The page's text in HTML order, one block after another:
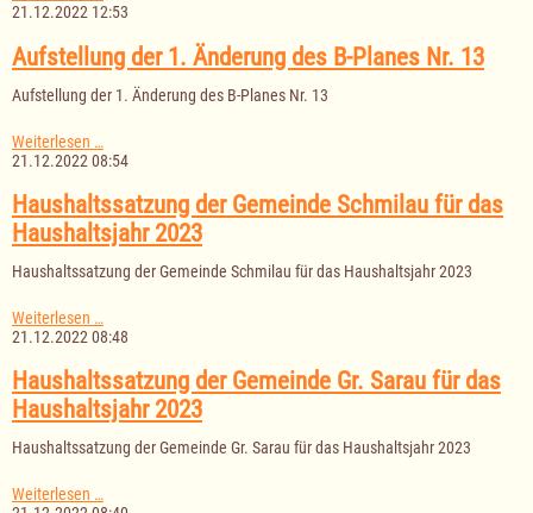
der
Salem
für
das
Haushaltsjahr
21.12.2022 12:53
Aufstellung der 1. Änderung des B-Planes Nr. 13
Aufstellung der 1. Änderung des B-Planes Nr. 13
Weiterlesen …
der
Änderung
des
B-
Nr.
21.12.2022 08:54
Haushaltssatzung der Gemeinde Schmilau für das
Haushaltsjahr 2023
Haushaltssatzung der Gemeinde Schmilau für das Haushaltsjahr 2023
Weiterlesen …
der
Schmilau
für
das
2023
21.12.2022 08:48
Haushaltssatzung der Gemeinde Gr. Sarau für das
Haushaltsjahr 2023
Haushaltssatzung der Gemeinde Gr. Sarau für das Haushaltsjahr 2023
Weiterlesen …Haushaltssatzung